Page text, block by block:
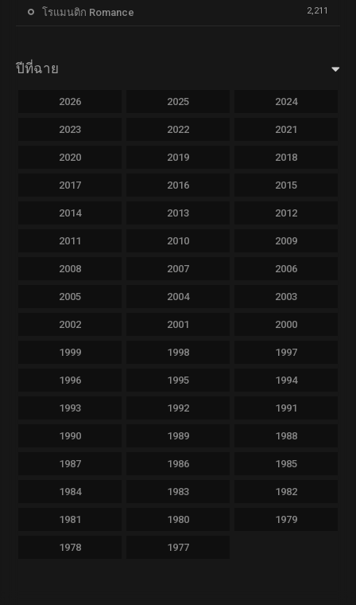
โรแมนติก Romance 2,211
ปีที่ฉาย
2026 2025 2024
2023 2022 2021
2020 2019 2018
2017 2016 2015
2014 2013 2012
2011 2010 2009
2008 2007 2006
2005 2004 2003
2002 2001 2000
1999 1998 1997
1996 1995 1994
1993 1992 1991
1990 1989 1988
1987 1986 1985
1984 1983 1982
1981 1980 1979
1978 1977